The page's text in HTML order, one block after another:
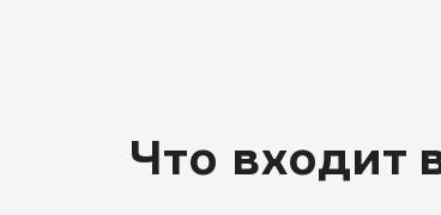
Что входит